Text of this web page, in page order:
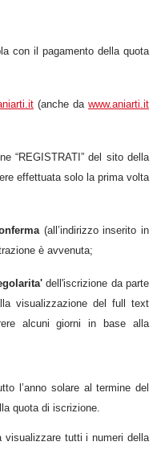
con il pagamento della quota
(anche da www.aniarti.it
“REGISTRATI” del sito della
effettuata solo la prima volta
(all’indirizzo inserito in
è avvenuta;
dell'iscrizione da parte
visualizzazione del full text
alcuni giorni in base alla
l’anno solare al termine del
quota di iscrizione.
visualizzare tutti i numeri della